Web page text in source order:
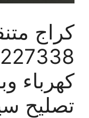
كراج
كهرباء
تصليح